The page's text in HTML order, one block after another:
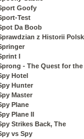
Goofy
Test
Da Boob
z Historii
I
- The Quest for
Hotel
Hunter
Master
Plane
Plane II
Strikes Back, The
vs Spy